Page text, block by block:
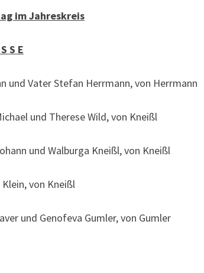
im Jahreskreis
S E
und Vater Stefan Herrmann, von Herrmann
und Therese Wild, von Kneißl
und Walburga Kneißl, von Kneißl
von Kneißl
und Genofeva Gumler, von Gumler